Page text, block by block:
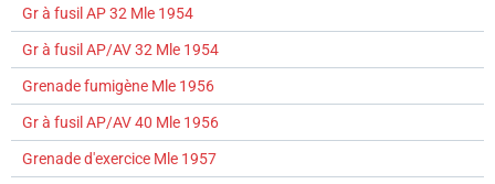
Gr à fusil AP 32 Mle 1954
Gr à fusil AP/AV 32 Mle 1954
Grenade fumigène Mle 1956
Gr à fusil AP/AV 40 Mle 1956
Grenade d'exercice Mle 1957